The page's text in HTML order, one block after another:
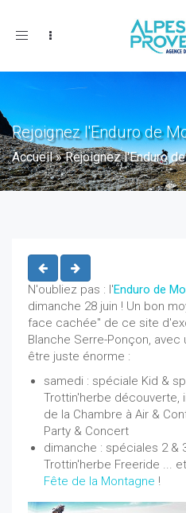
Toggle
Rejoignez l'Enduro de
Accueil»Rejoignez l'Enduro
N'oubliez pas : l'Enduro de
dimanche 28 juin ! Un bon
face cachée" de ce site
Blanche Serre-Ponçon,
être juste énorme :
samedi : spéciale Kid &
Trottin'herbe découverte,
de la Chambre à Air &
Party & Concert
dimanche : spéciales 2 &
Trottin'herbe Freeride ...
Fête de la Montagne !